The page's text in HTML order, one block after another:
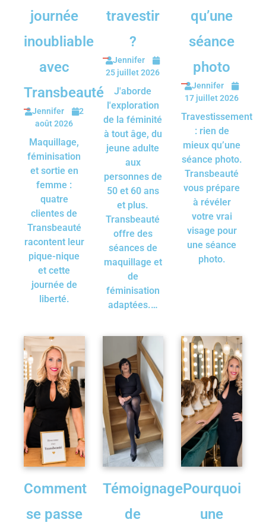
journée
inoubliable
avec
Transbeauté
Jennifer
2
août 2026
Maquillage,
féminisation
et sortie en
femme :
quatre
clientes de
Transbeauté
racontent leur
pique-nique
et cette
journée de
liberté.
travestir
?
Jennifer
25 juillet 2026
J'aborde
l'exploration
de la féminité
à tout âge, du
jeune adulte
aux
personnes de
50 et 60 ans
et plus.
Transbeauté
offre des
séances de
maquillage et
de
féminisation
adaptées.…
qu’une
séance
photo
Jennifer
17 juillet 2026
Travestissement
: rien de
mieux qu’une
séance photo.
Transbeauté
vous prépare
à révéler
votre vrai
visage pour
une séance
photo.
Comment
se passe
Témoignage
de
Pourquoi
une